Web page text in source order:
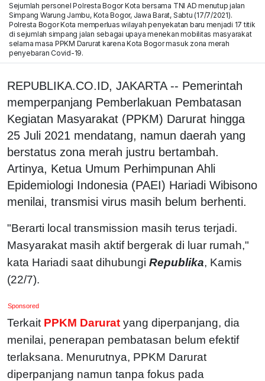
Sejumlah personel Polresta Bogor Kota bersama TNI AD menutup jalan
Simpang Warung Jambu, Kota Bogor, Jawa Barat, Sabtu (17/7/2021).
Polresta Bogor Kota memperluas wilayah penyekatan baru menjadi 17 titik
di sejumlah simpang jalan sebagai upaya menekan mobilitas masyarakat
selama masa PPKM Darurat karena Kota Bogor masuk zona merah
penyebaran Covid-19.
REPUBLIKA.CO.ID, JAKARTA -- Pemerintah
memperpanjang Pemberlakuan Pembatasan
Kegiatan Masyarakat (PPKM) Darurat hingga
25 Juli 2021 mendatang, namun daerah yang
berstatus zona merah justru bertambah.
Artinya, Ketua Umum Perhimpunan Ahli
Epidemiologi Indonesia (PAEI) Hariadi Wibisono
menilai, transmisi virus masih belum berhenti.
"Berarti local transmission masih terus terjadi.
Masyarakat masih aktif bergerak di luar rumah,"
kata Hariadi saat dihubungi Republika, Kamis
(22/7).
Sponsored
Terkait PPKM Darurat yang diperpanjang, dia
menilai, penerapan pembatasan belum efektif
terlaksana. Menurutnya, PPKM Darurat
diperpanjang namun tanpa fokus pada